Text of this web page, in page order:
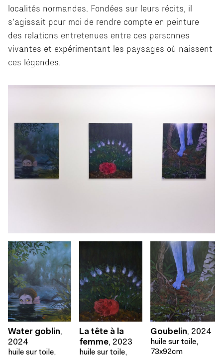
localités normandes. Fondées sur leurs récits, il
s’agissait pour moi de rendre compte en peinture
des relations entretenues entre ces personnes
vivantes et expérimentant les paysages où naissent
ces légendes.
Water goblin,
2024
huile sur toile,
La tête à la
femme, 2023
huile sur toile,
Goubelin, 2024
huile sur toile,
73x92cm